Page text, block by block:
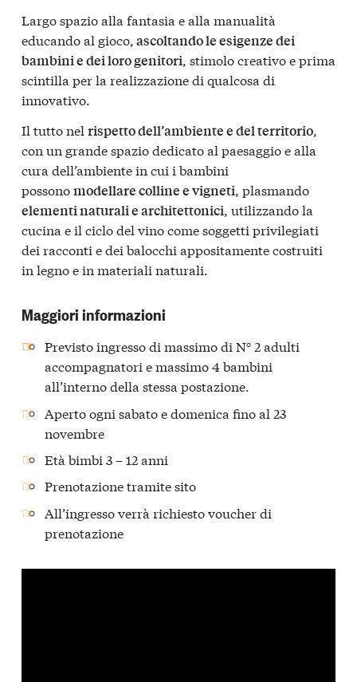
Largo spazio alla fantasia e alla manualità
educando al gioco,ascoltando le esigenze dei
bambini e dei loro genitori, stimolo creativo e prima
scintilla per la realizzazione di qualcosa di
innovativo.
Il tutto nel rispetto dell’ambiente e del territorio,
con un grande spazio dedicato al paesaggio e alla
cura dell’ambiente in cui i bambini
possonomodellare colline e vigneti, plasmando
elementi naturali e architettonici, utilizzando la
cucina e il ciclo del vino come soggetti privilegiati
dei racconti e dei balocchi appositamente costruiti
in legno e in materiali naturali.
Maggiori informazioni
Previsto ingresso di massimo di N° 2 adulti
accompagnatori e massimo 4 bambini
all’interno della stessa postazione.
Aperto ogni sabato e domenica fino al 23
novembre
Età bimbi 3 – 12 anni
Prenotazione tramitesito
All’ingresso verrà richiesto voucher di
prenotazione